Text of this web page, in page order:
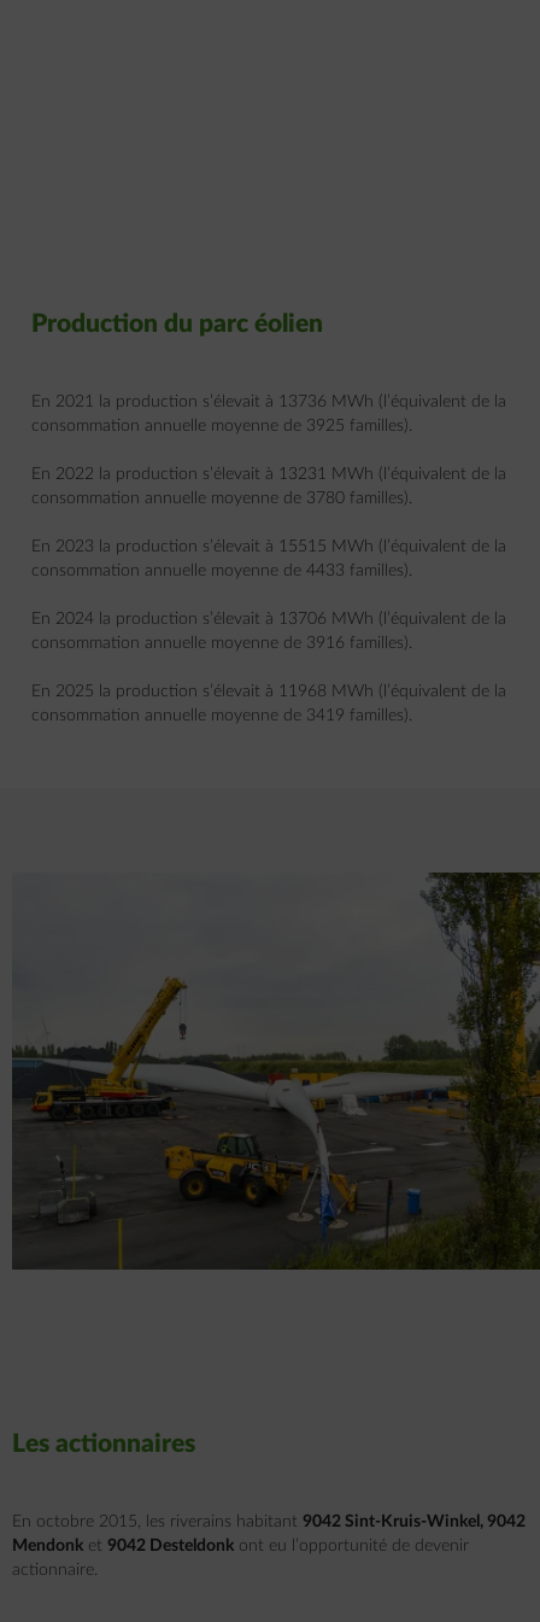
Production du parc éolien
En 2021 la production s’élevait à 13736 MWh (l’équivalent de la
consommation annuelle moyenne de 3925 familles).
En 2022 la production s’élevait à 13231 MWh (l’équivalent de la
consommation annuelle moyenne de 3780 familles).
En 2023 la production s’élevait à 15515 MWh (l’équivalent de la
consommation annuelle moyenne de 4433 familles).
En 2024 la production s’élevait à 13706 MWh (l’équivalent de la
consommation annuelle moyenne de 3916 familles).
En 2025 la production s’élevait à 11968 MWh (l’équivalent de la
consommation annuelle moyenne de 3419 familles).
Les actionnaires
En octobre 2015, les riverains habitant 9042 Sint-Kruis-Winkel, 9042
Mendonk et 9042 Desteldonk ont eu l’opportunité de devenir
actionnaire.